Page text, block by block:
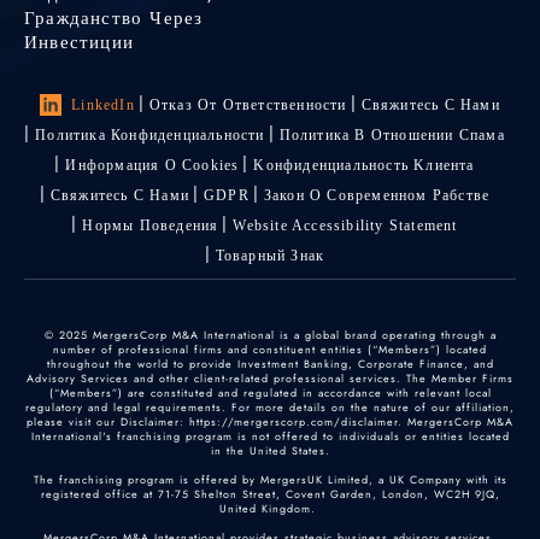
Гражданство Через
Инвестиции
LinkedIn Отказ От Ответственности
Свяжитесь С Нами
Политика Конфиденциальности
Политика В Отношении Спама
Информация О Cookies
Kонфиденциальность Kлиента
Свяжитесь С Нами
GDPR
Закон О Современном Рабстве
Нормы Поведения
Website Accessibility Statement
Товарный Знак
© 2025 MergersCorp M&A International is a global brand operating through a
number of professional firms and constituent entities (“Members”) located
throughout the world to provide Investment Banking, Corporate Finance, and
Advisory Services and other client-related professional services. The Member Firms
(“Members”) are constituted and regulated in accordance with relevant local
regulatory and legal requirements. For more details on the nature of our affiliation,
please visit our Disclaimer: https://mergerscorp.com/disclaimer. MergersCorp M&A
International's franchising program is not offered to individuals or entities located
in the United States.
The franchising program is offered by MergersUK Limited, a UK Company with its
registered office at 71-75 Shelton Street, Covent Garden, London, WC2H 9JQ,
United Kingdom.